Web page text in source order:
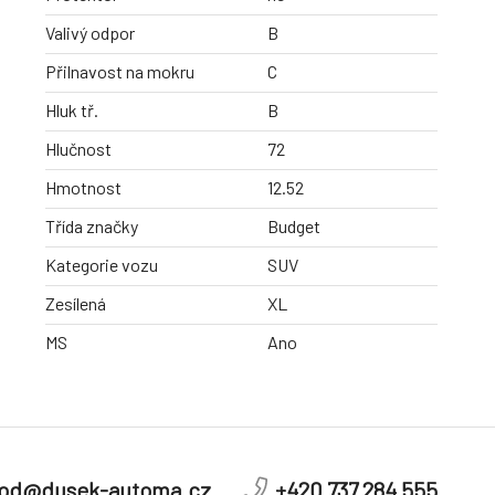
Valivý odpor
B
Přilnavost na mokru
C
Hluk tř.
B
Hlučnost
72
Hmotnost
12.52
Třída značky
Budget
Kategorie vozu
SUV
Zesílená
XL
MS
Ano